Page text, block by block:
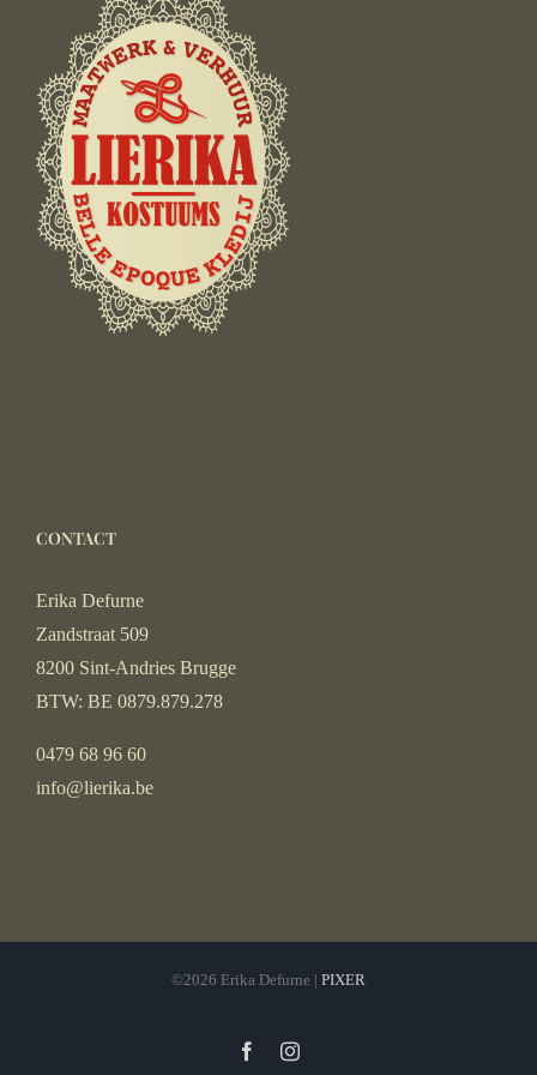
CONTACT
Erika Defurne
Zandstraat 509
8200 Sint-Andries Brugge
BTW: BE 0879.879.278
0479 68 96 60
info@lierika.be
©2026 Erika Defurne | PIXER
FacebookInstagram